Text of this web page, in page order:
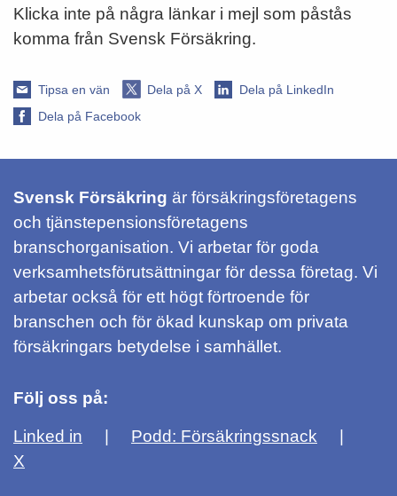
Klicka inte på några länkar i mejl som påstås
komma från Svensk Försäkring.
Tipsa en vän Dela på X
Dela på LinkedIn
Dela på Facebook
Svensk Försäkring är försäkringsföretagens
och tjänstepensionsföretagens
branschorganisation. Vi arbetar för goda
verksamhetsförutsättningar för dessa företag. Vi
arbetar också för ett högt förtroende för
branschen och för ökad kunskap om privata
försäkringars betydelse i samhället.
Följ oss på:
Linked in
Podd: Försäkringssnack
X